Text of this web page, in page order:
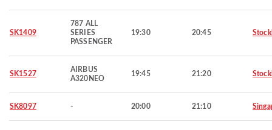
SK1409
787 ALL
SERIES
PASSENGER
19:30 20:45
SK1527
AIRBUS
A320NEO
19:45 21:20
SK8097 - 20:00 21:10